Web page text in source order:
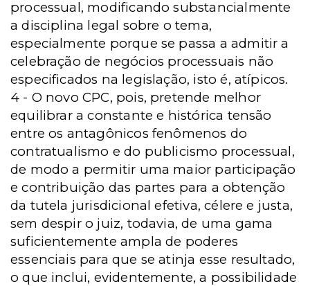
processual, modificando substancialmente
a disciplina legal sobre o tema,
especialmente porque se passa a admitir a
celebração de negócios processuais não
especificados na legislação, isto é, atípicos.
4 - O novo CPC, pois, pretende melhor
equilibrar a constante e histórica tensão
entre os antagônicos fenômenos do
contratualismo e do publicismo processual,
de modo a permitir uma maior participação
e contribuição das partes para a obtenção
da tutela jurisdicional efetiva, célere e justa,
sem despir o juiz, todavia, de uma gama
suficientemente ampla de poderes
essenciais para que se atinja esse resultado,
o que inclui, evidentemente, a possibilidade